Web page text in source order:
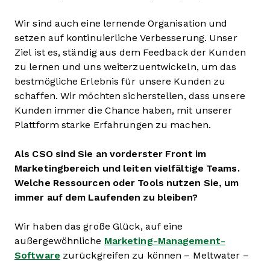
Wir sind auch eine lernende Organisation und
setzen auf kontinuierliche Verbesserung. Unser
Ziel ist es, ständig aus dem Feedback der Kunden
zu lernen und uns weiterzuentwickeln, um das
bestmögliche Erlebnis für unsere Kunden zu
schaffen. Wir möchten sicherstellen, dass unsere
Kunden immer die Chance haben, mit unserer
Plattform starke Erfahrungen zu machen.
Als CSO sind Sie an vorderster Front im
Marketingbereich und leiten vielfältige Teams.
Welche Ressourcen oder Tools nutzen Sie, um
immer auf dem Laufenden zu bleiben?
Wir haben das große Glück, auf eine
außergewöhnliche Marketing-Management-
Software zurückgreifen zu können – Meltwater –